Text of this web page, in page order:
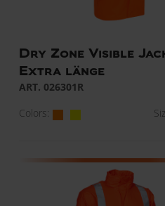
Dry Zone Visible
Extra länge
ART. 026301R
Colors: